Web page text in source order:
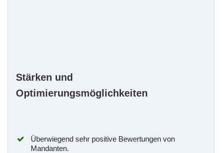
Stärken und
Optimierungsmöglichkeiten
Überwiegend sehr positive Bewertungen von
Mandanten.